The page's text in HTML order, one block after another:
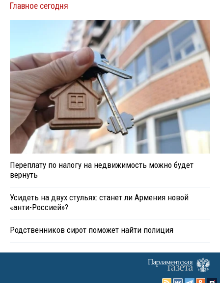
Главное сегодня
Переплату по налогу на недвижимость можно будет
вернуть
Усидеть на двух стульях: станет ли Армения новой
«анти-Россией»?
Родственников сирот поможет найти полиция